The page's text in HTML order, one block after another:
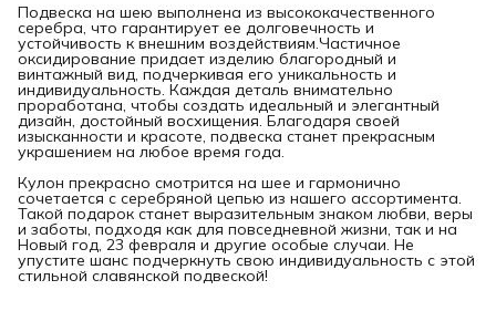
Подвеска на шею выполнена из высококачественного
серебра, что гарантирует ее долговечность и
устойчивость к внешним воздействиям.Частичное
оксидирование придает изделию благородный и
винтажный вид, подчеркивая его уникальность и
индивидуальность. Каждая деталь внимательно
проработана, чтобы создать идеальный и элегантный
дизайн, достойный восхищения. Благодаря своей
изысканности и красоте, подвеска станет прекрасным
украшением на любое время года.
Кулон прекрасно смотрится на шее и гармонично
сочетается с серебряной цепью из нашего ассортимента.
Такой подарок станет выразительным знаком любви, веры
и заботы, подходя как для повседневной жизни, так и на
Новый год, 23 февраля и другие особые случаи. Не
упустите шанс подчеркнуть свою индивидуальность с этой
стильной славянской подвеской!